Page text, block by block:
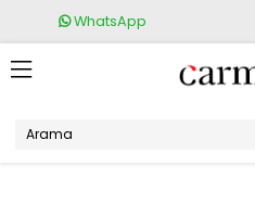
WhatsApp